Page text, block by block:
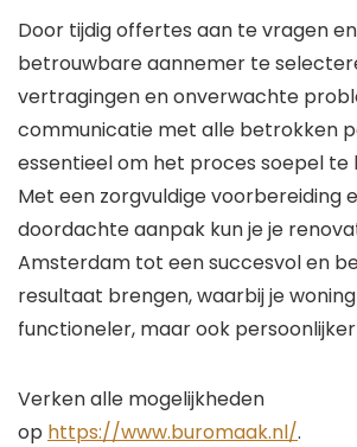
Door tijdig offertes aan te vragen
betrouwbare aannemer te
vertragingen en onverwachte
communicatie met alle betrokken
essentieel om het proces soepel te
Met een zorgvuldige voorbereiding
doordachte aanpak kun je je
Amsterdam tot een succesvol en
resultaat brengen, waarbij je
functioneler, maar ook
Verken alle mogelijkheden
op https://www.buromaak.nl/.